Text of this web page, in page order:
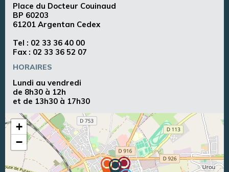
Place du Docteur Couinaud
BP 60203
61201 Argentan Cedex
Tel : 02 33 36 40 00
Fax : 02 33 36 52 07
HORAIRES
Lundi au vendredi
de 8h30 à 12h
et de 13h30 à 17h30
+
−